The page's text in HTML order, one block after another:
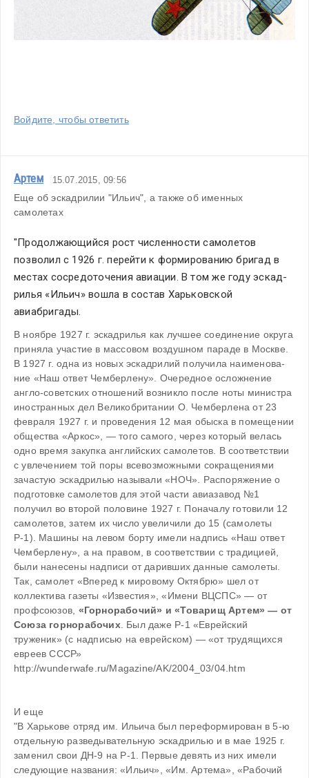
Войдите, чтобы ответить
Артем 15.07.2015, 09:56
Еще об эскадрилии "Ильич", а также об именных
самолетах
"Продолжающийся рост численности самолетов
позволил с 1926 г. перейти к формированию бригад в
местах сосре­доточения авиации. В том же году эскад­
рилья «Ильич» вошла в состав Харьков­ской
авиабригады.
В ноябре 1927 г. эскадрилья как луч­шее соединение округа
приняла участие в массовом воздушном параде в Моск­ве.
В 1927 г. одна из новых эскадрилий получила наименова­
ние «Наш ответ Чемберлену». Очеред­ное осложнение
англо-советских отно­шений возникло после ноты министра
иностранных дел Великобритании О. Чемберлена от 23
февраля 1927 г. и проведения 12 мая обыска в помещении
общества «Аркос», — того самого, через который велась
одно время закупка анг­лийских самолетов. В соответствии
с увлечением той поры всевозможными сокращениями
зачастую эскадрилью называли «НОЧ». Распоряжение о
под­готовке самолетов для этой части авиа­завод №1
получил во второй половине 1927 г. Поначалу готовили 12
самоле­тов, затем их число увеличили до 15 (самолеты
Р-1). Машины на левом борту имели надпись «Наш ответ
Чемберлену», а на правом, в соответствии с традицией,
были нане­сены надписи от даривших данные са­молеты.
Так, са­молет «Вперед к мировому Октябрю» шел от
коллектива газеты «Известия», «Имени ВЦСПС» — от
профсоюзов, «Горнорабочий» и «Товарищ Артем» — от
Союза горнорабочих. Был даже Р-1 «Еврейский
труженик» (с надписью на еврейском) — «от трудящихся
евреев СССР»
http://wunderwafe.ru/Magazine/AK/2004_03/04.htm
И еще
"В Харькове отряд им. Ильича был переформирован в 5-ю
отдельную разведывательную эскадрилью и в мае 1925 г.
заменил свои ДН-9 на Р-1. Первые девять из них имели
следующие названия: «Ильич», «Им. Артема», «Рабочий